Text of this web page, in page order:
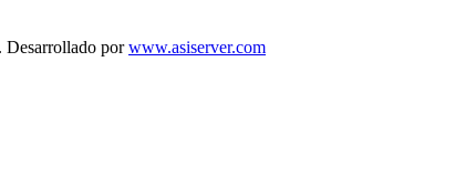
Desarrollado porwww.asiserver.com